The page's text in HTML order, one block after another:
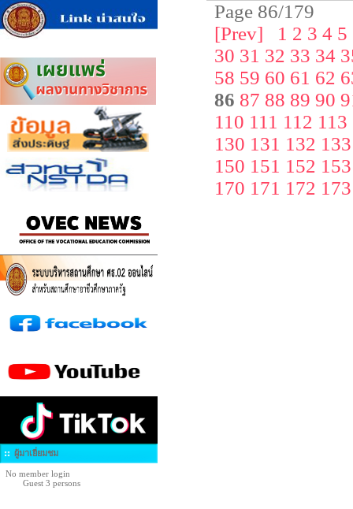
ผู้มาเยี่ยมชม
No member login
Guest 3 persons
Page 86/179
[Prev]
1 2 3 4 5
30 31 32 33 34
58 59 60 61 62
86 87 88 89 90
110 111 112 113
130 131 132 133
150 151 152 153
170 171 172 173